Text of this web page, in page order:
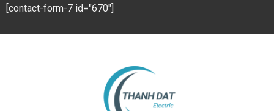
[contact-form-7 id="670"]